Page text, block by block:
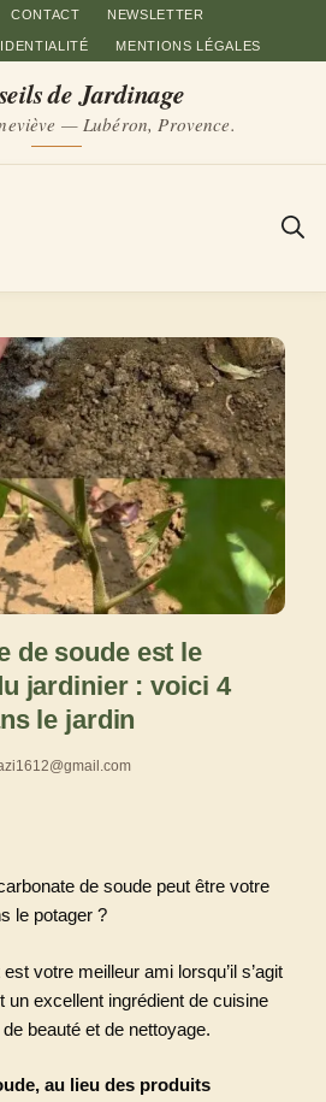
CONTACT NEWSLETTER
MENTIONS LÉGALES
de Jardinage
— Lubéron, Provence.
de soude est le
jardinier : voici 4
le jardin
de soude peut être votre
le potager ?
votre meilleur ami lorsqu’il s’agit
un excellent ingrédient de cuisine
beauté et de nettoyage.
au lieu des produits